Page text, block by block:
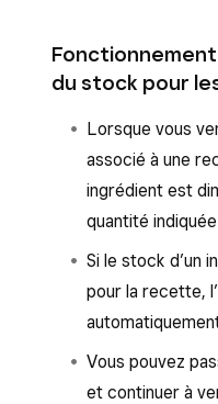
du stock pour
Lorsque vous
associé à une
ingrédient est
quantité
Si le stock d’un
pour la recette,
Vous pouvez
et continuer à